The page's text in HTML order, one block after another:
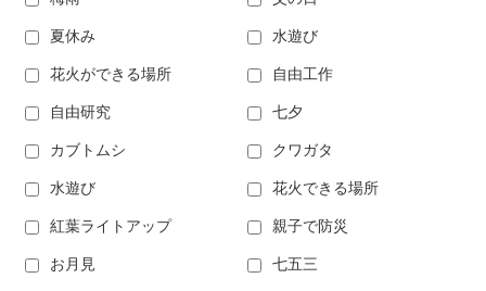
夏休み 水遊び
花火ができる場所 自由工作
自由研究 七夕
カブトムシ クワガタ
水遊び 花火できる場所
紅葉ライトアップ 親子で防災
お月見 七五三